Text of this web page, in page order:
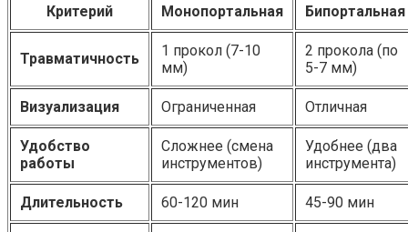
Критерий Монопортальная Бипортальная
Травматичность
1 прокол (7-10
мм)
2 прокола (по
5-7 мм)
Визуализация Ограниченная Отличная
Удобство
работы
Сложнее (смена
инструментов)
Удобнее (два
инструмента)
Длительность 60-120 мин 45-90 мин